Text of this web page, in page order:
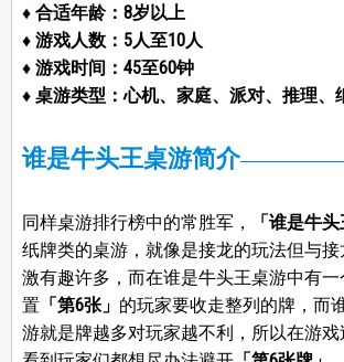
♦ 合适年龄：8岁以上
♦ 游戏人数：5人至10人
♦ 游戏时间：45至60钟
♦ 桌游类型：心机、家庭、派对、推理、
谁是牛头王桌游简介
同样桌游排行榜中的常胜军， 「谁是牛头
纸牌类的桌游，就像是接龙的玩法但与
激有趣许多，而在谁是牛头王桌游中有
置 「第6张」 的玩家要收走整列的牌，而
游就是牌越多对玩家越不利，所以在游